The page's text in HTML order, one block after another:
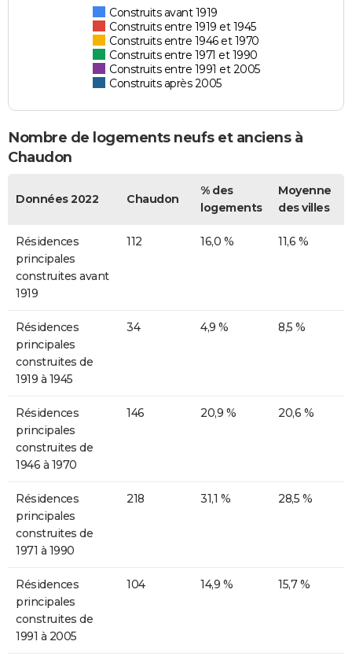
Construits avant 1919
Construits entre 1919 et 1945
Construits entre 1946 et 1970
Construits entre 1971 et 1990
Construits entre 1991 et 2005
Construits après 2005
Nombre de logements neufs et anciens à
Chaudon
Données 2022 Chaudon
% des
logements
Moyenne
des villes
Résidences
principales
construites avant
1919
112 16,0 % 11,6 %
Résidences
principales
construites de
1919 à 1945
34 4,9 % 8,5 %
Résidences
principales
construites de
1946 à 1970
146 20,9 % 20,6 %
Résidences
principales
construites de
1971 à 1990
218 31,1 % 28,5 %
Résidences
principales
construites de
1991 à 2005
104 14,9 % 15,7 %